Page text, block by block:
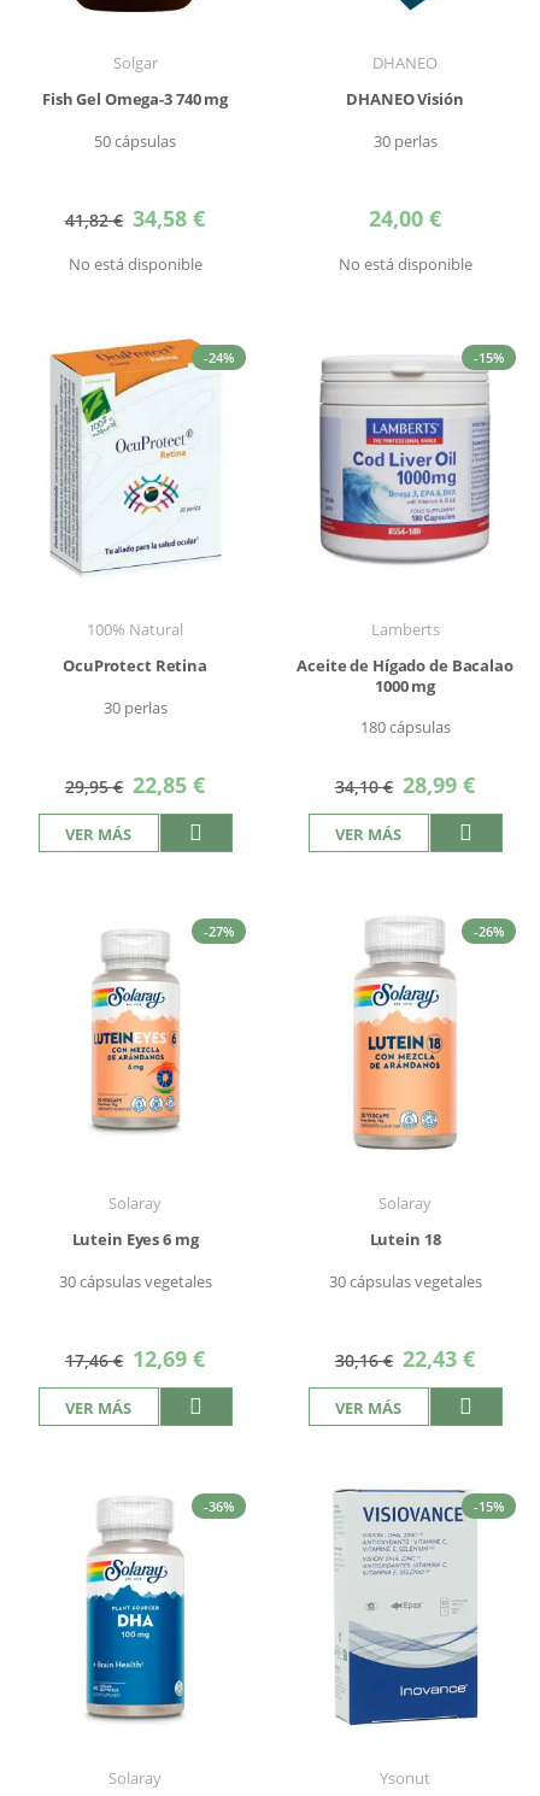
Solgar
Fish Gel Omega-3 740 mg
50 cápsulas
41,82 € Precio
especial
34,58 €
No está disponible
DHANEO
DHANEO Visión
30 perlas
24,00 €
No está disponible
-24%
100% Natural
OcuProtect Retina
30 perlas
29,95 € Precio
especial
22,85 €
VER MÁS
-15%
Lamberts
Aceite de Hígado de Bacalao
1000 mg
180 cápsulas
34,10 € Precio
especial
28,99 €
VER MÁS
-27%
Solaray
Lutein Eyes 6 mg
30 cápsulas vegetales
17,46 € Precio
especial
12,69 €
VER MÁS
-26%
Solaray
Lutein 18
30 cápsulas vegetales
30,16 € Precio
especial
22,43 €
VER MÁS
-36%
Solaray
-15%
Ysonut